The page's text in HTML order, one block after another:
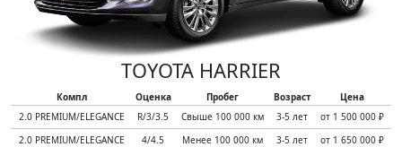
TOYOTA HARRIER
Компл Оценка Пробег Возраст
Цена
2.0 PREMIUM/ELEGANCE
R/3/3.5 Свыше 100 000 км 3-5 лет
от 1 500 000 ₽
2.0 PREMIUM/ELEGANCE
4/4.5 Менее 100 000 км 3-5 лет
от 1 650 000 ₽